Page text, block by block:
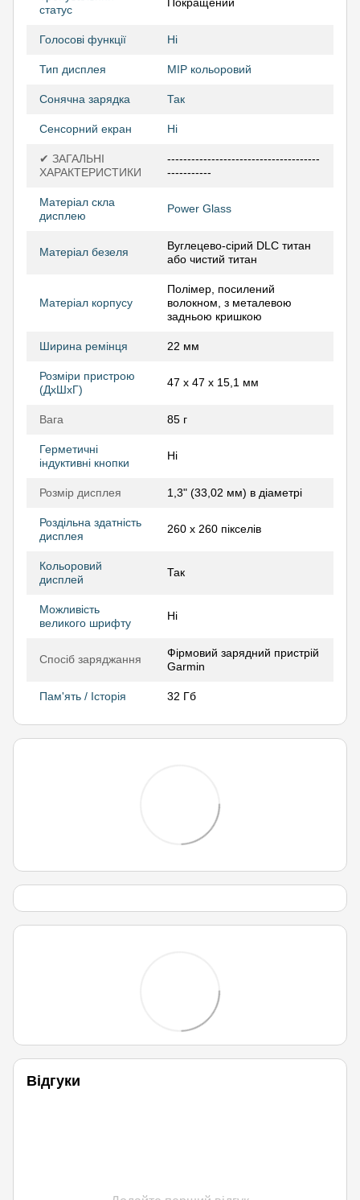
статус
Голосові функції Ні
Тип дисплея MIP кольоровий
Сонячна зарядка Так
Сенсорний екран Ні
✔ ЗАГАЛЬНІ
ХАРАКТЕРИСТИКИ
--------------------------------------
-----------
Матеріал скла
дисплею
Power Glass
Матеріал безеля
Вуглецево-сірий DLC титан
або чистий титан
Матеріал корпусу
Полімер, посилений
волокном, з металевою
задньою кришкою
Ширина ремінця 22 мм
Розміри пристрою
(ДхШхГ)
47 x 47 x 15,1 мм
Вага 85 г
Герметичні
індуктивні кнопки
Ні
Розмір дисплея 1,3" (33,02 мм) в діаметрі
Роздільна здатність
дисплея
260 х 260 пікселів
Кольоровий
дисплей
Так
Можливість
великого шрифту
Ні
Спосіб заряджання
Фірмовий зарядний пристрій
Garmin
Пам'ять / Історія 32 Гб
Відгуки